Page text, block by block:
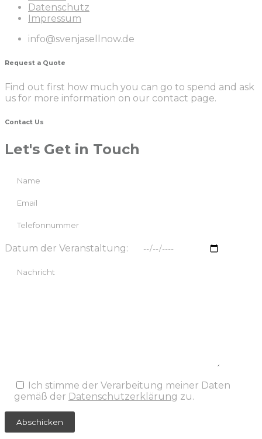
Datenschutz
Impressum
info@svenjasellnow.de
Request a Quote
Find out first how much you can go to spend and ask
us for more information on our contact page.
Contact Us
Let's Get in Touch
Datum der Veranstaltung:
Ich stimme der Verarbeitung meiner Daten
gemäß der Datenschutzerklärung zu.